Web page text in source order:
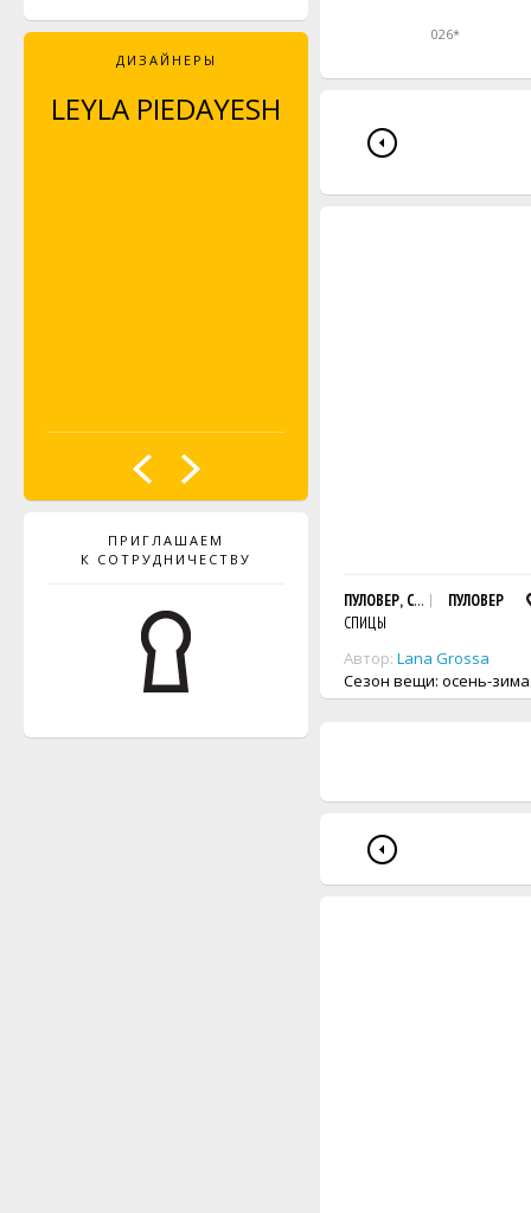
ДИЗАЙНЕРЫ
LEYLA PIEDAYESH
PROBST
ПРИГЛАШАЕМ
К СОТРУДНИЧЕСТВУ
026*
ПУЛОВЕР, СВЯЗАННЫЙ
ПУЛОВЕР
СПИЦЫ
Автор: Lana Grossa
Сезон вещи: осень-зима